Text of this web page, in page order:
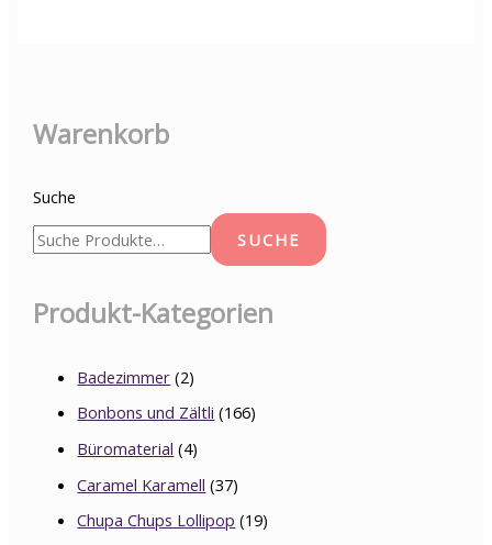
Warenkorb
Suche
SUCHE
Produkt-Kategorien
Badezimmer (2)
Bonbons und Zältli (166)
Büromaterial (4)
Caramel Karamell (37)
Chupa Chups Lollipop (19)